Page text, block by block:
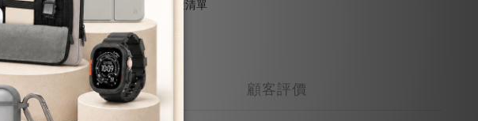
加入追蹤清單
顧客評價